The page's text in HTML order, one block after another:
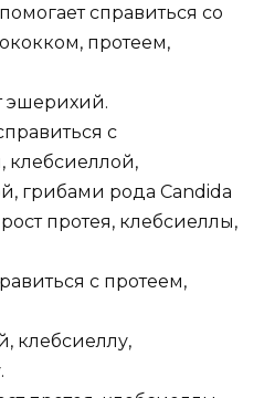
справиться со
протеем,
эшерихий.
с
клебсиеллой,
грибами рода Сandida
протея, клебсиеллы,
с протеем,
клебсиеллу,